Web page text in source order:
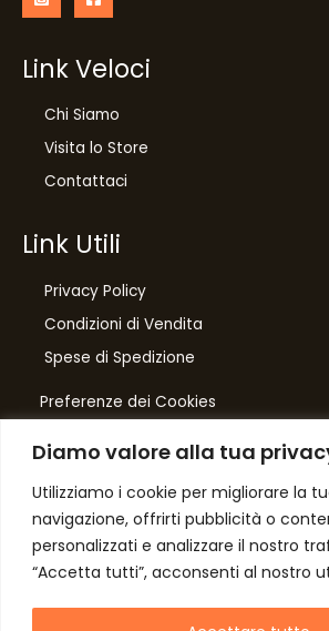
Diamo valore alla tua
Utilizziamo i cookie per migliorare la
navigazione, offrirti pubblicità o
personalizzati e analizzare il nostro
“Accetta tutti”, acconsenti al nostro
Link Veloci
Chi Siamo
Visita lo Store
Contattaci
Link Utili
Privacy Policy
Condizioni di Vendita
Spese di Spedizione
Preferenze dei Cookies
Number One
di Domenico Toccacieli
Via G. Mazzini 5/C
61033 FERMIGNANO PU
C.F. TCCDNC64A31D541L
di sconto, solo per te
Iscriviti per ricevere il tuo
e offerte!